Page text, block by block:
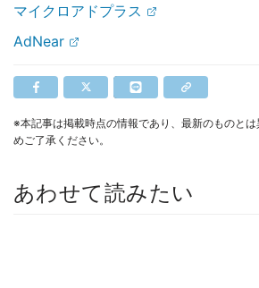
マイクロアドプラス
AdNear
※本記事は掲載時点の情報であり、最新のものと
めご了承ください。
あわせて読みたい